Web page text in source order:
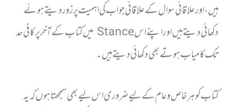
ہیں، اور علاقائی سوال کے علاقائی جواب کی اہمیت پر زور دیتے ہوئے
دکھائی دیتے ہیں اور اپنے اس Stance میں کتاب کے آخر پر کافی حد
تک کامیاب ہوتے بھی دکھائی دیتے ہیں۔
کتاب کو ہر خاص و عام کے لیے ضروری اس لیے بھی سمجھتا ہوں کہ یہ